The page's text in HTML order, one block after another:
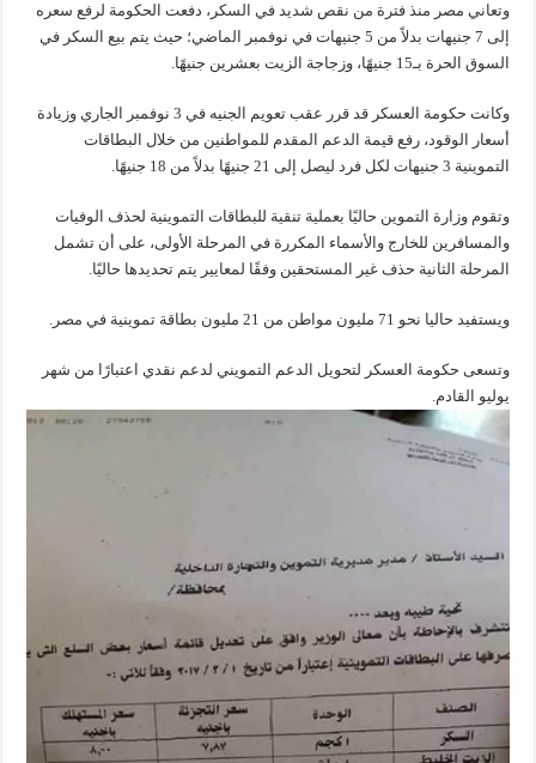
وتعاني مصر منذ فترة من نقص شديد في السكر، دفعت الحكومة لرفع سعره
إلى 7 جنيهات بدلاً من 5 جنيهات في نوفمبر الماضي؛ حيث يتم بيع السكر في
السوق الحرة بـ15 جنيهًا، وزجاجة الزيت بعشرين جنيهًا.
وكانت حكومة العسكر قد قرر عقب تعويم الجنيه في 3 نوفمبر الجاري وزيادة
أسعار الوقود، رفع قيمة الدعم المقدم للمواطنين من خلال البطاقات
التموينية 3 جنيهات لكل فرد ليصل إلى 21 جنيهًا بدلاً من 18 جنيهًا.
وتقوم وزارة التموين حاليًا بعملية تنقية للبطاقات التموينية لحذف الوفيات
والمسافرين للخارج والأسماء المكررة في المرحلة الأولى، على أن تشمل
المرحلة الثانية حذف غير المستحقين وفقًا لمعايير يتم تحديدها حاليًا.
ويستفيد حاليا نحو 71 مليون مواطن من 21 مليون بطاقة تموينية في مصر.
وتسعى حكومة العسكر لتحويل الدعم التمويني لدعم نقدي اعتبارًا من شهر
يوليو القادم.